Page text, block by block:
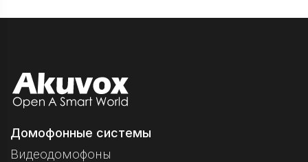
Домофонные системы
Видеодомофоны